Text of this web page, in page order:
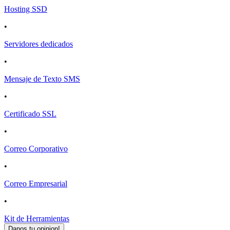
Hosting SSD
•
Servidores dedicados
•
Mensaje de Texto SMS
•
Certificado SSL
•
Correo Corporativo
•
Correo Empresarial
•
Kit de Herramientas